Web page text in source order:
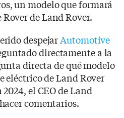
un modelo que formará
de Land Rover.
despejarAutomotive
directamente a la
directa de qué modelo
eléctrico de Land Rover
el CEO de Land
comentarios.